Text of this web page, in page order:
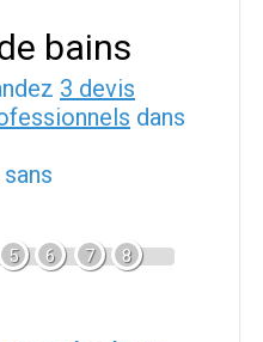
bains
3 devis
dans
5 6 7 8